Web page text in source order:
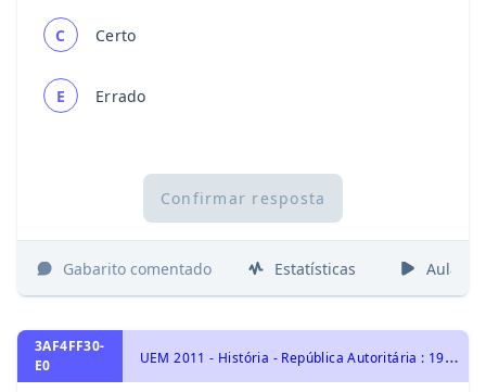
C Certo
E Errado
Confirmar resposta
Gabarito comentado Estatísticas Aulas
3AF4FF30-
E0
U
EM 2011 - História - República Autoritária : 1964- 1984, História do Brasil